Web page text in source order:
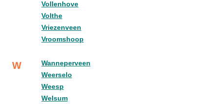
Vollenhove
Volthe
Vriezenveen
Vroomshoop
W
Wanneperveen
Weerselo
Weesp
Welsum